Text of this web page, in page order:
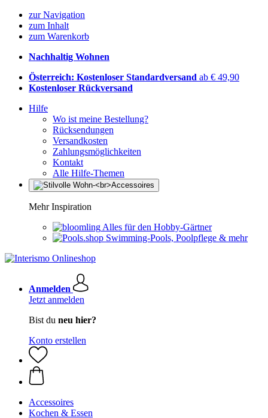
zur Navigation
zum Inhalt
zum Warenkorb
Nachhaltig Wohnen
Österreich: Kostenloser Standardversand ab € 49,90
Kostenloser Rückversand
Hilfe
Wo ist meine Bestellung?
Rücksendungen
Versandkosten
Zahlungsmöglichkeiten
Kontakt
Alle Hilfe-Themen
Mehr Inspiration
Alles für den Hobby-Gärtner
Swimming-Pools, Poolpflege & mehr
Anmelden
Jetzt anmelden
Bist du neu hier?
Konto erstellen
Accessoires
Kochen & Essen